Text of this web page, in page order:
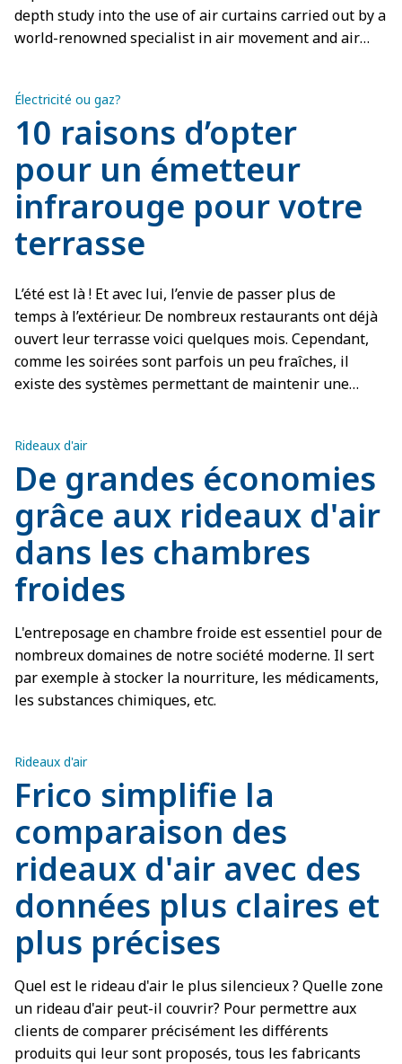
depth study into the use of air curtains carried out by a
world-renowned specialist in air movement and air
Électricité ou gaz?
10 raisons d’opter
pour un émetteur
infrarouge pour votre
terrasse
L’été est là ! Et avec lui, l’envie de passer plus de
temps à l’extérieur. De nombreux restaurants ont déjà
ouvert leur terrasse voici quelques mois. Cependant,
comme les soirées sont parfois un peu fraîches, il
existe des systèmes permettant de maintenir une
Rideaux d'air
De grandes économies
grâce aux rideaux d'air
dans les chambres
froides
L'entreposage en chambre froide est essentiel pour de
nombreux domaines de notre société moderne. Il sert
par exemple à stocker la nourriture, les médicaments,
les substances chimiques, etc.
Rideaux d'air
Frico simplifie la
comparaison des
rideaux d'air avec des
données plus claires et
plus précises
Quel est le rideau d'air le plus silencieux ? Quelle zone
un rideau d'air peut-il couvrir? Pour permettre aux
clients de comparer précisément les différents
produits qui leur sont proposés, tous les fabricants